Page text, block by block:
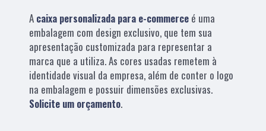
A caixa personalizada para e-commerce é uma
embalagem com design exclusivo, que tem sua
apresentação customizada para representar a
marca que a utiliza. As cores usadas remetem à
identidade visual da empresa, além de conter o logo
na embalagem e possuir dimensões exclusivas.
Solicite um orçamento.